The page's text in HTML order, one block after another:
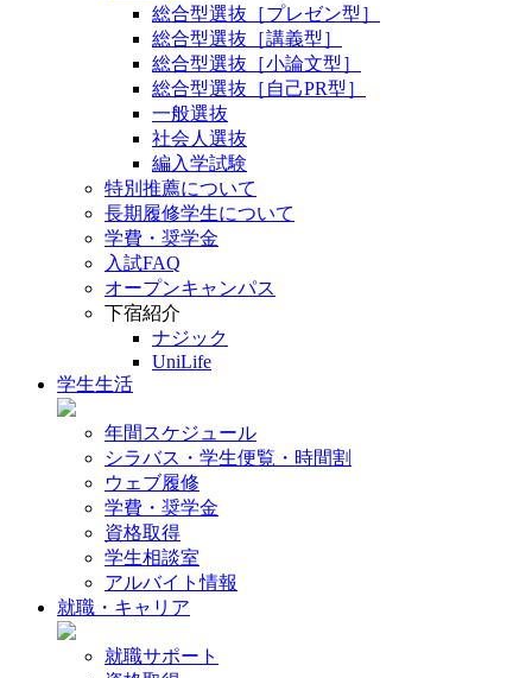
総合型選抜［プレゼン型］
総合型選抜［講義型］
総合型選抜［小論文型］
総合型選抜［自己PR型］
一般選抜
社会人選抜
編入学試験
特別推薦について
長期履修学生について
学費・奨学金
入試FAQ
オープンキャンパス
下宿紹介
ナジック
UniLife
学生生活
年間スケジュール
シラバス・学生便覧・時間割
ウェブ履修
学費・奨学金
資格取得
学生相談室
アルバイト情報
就職・キャリア
就職サポート